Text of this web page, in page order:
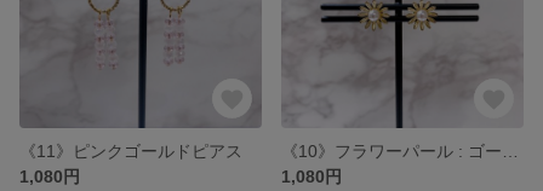
《11》ピンクゴールドピアス
1,080円
1,080円